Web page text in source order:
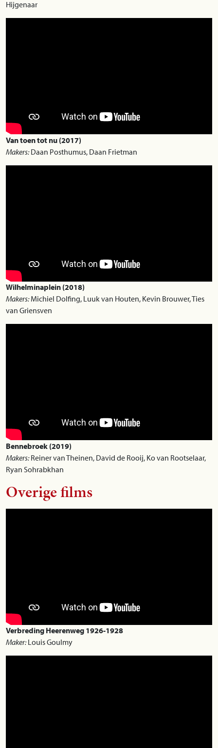
Hijgenaar
Van toen tot nu (2017)
Makers:Daan Posthumus, Daan Frietman
Wilhelminaplein (2018)
Makers:Michiel Dolfing, Luuk van Houten, Kevin Brouwer, Ties
van Griensven
Bennebroek (2019)
Makers:Reiner van Theinen, David de Rooij, Ko van Rootselaar,
Ryan Sohrabkhan
Overige films
Verbreding Heerenweg 1926-1928
Maker:Louis Goulmy